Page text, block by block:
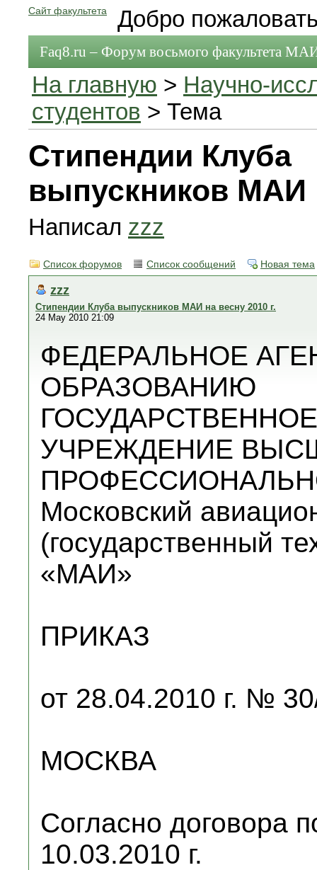
Сайт факультета Добро
Faq8.ru – Форум восьмого факультета
На главную > Научно-
студентов > Тема
Стипендии Клуба
выпускников МАИ
Написал zzz
Список форумов Список сообщений Новая тема
zzz
Стипендии Клуба выпускников МАИ на весну 2010 г.
24 May 2010 21:09
ФЕДЕРАЛЬНОЕ
ОБРАЗОВАНИЮ
УЧРЕЖДЕНИЕ
Московский
(государственный
«МАИ»
ПРИКАЗ
от 28.04.2010 г. №
МОСКВА
Согласно договора
10.03.2010 г.